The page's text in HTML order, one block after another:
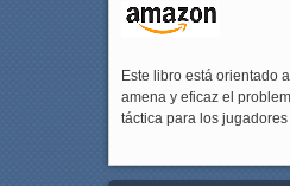
Este libro está orientado
amena y eficaz el
táctica para los